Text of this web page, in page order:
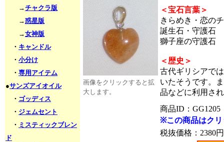
→チャクラ版
→惑星版
→女神版
・ キャンドル
・ 小分け
・ 専用アイテム
●サンズアイオイル
・ ゴッディス
・ ジェムセント
・ ミスティックブレン
ド
画像をクリックすると拡
大します。
＜宝石言葉＞
きらめき・恋の
誕生石・守護石
獅子座の守護石
＜歴史＞
古代ギリシアで
いたそうです。
品などに利用さ
商品ID：GG1205
※この商品はクリ
税抜価格： 2380円